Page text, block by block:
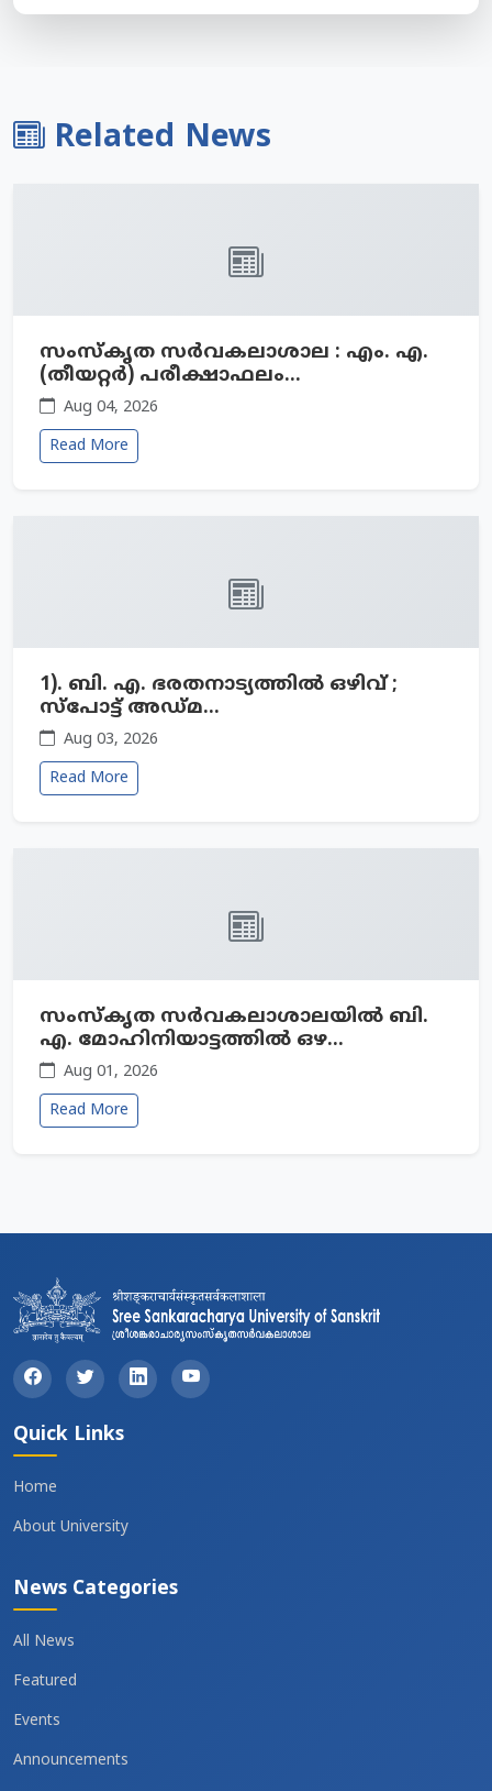
Related News
സംസ്‌കൃത സർവകലാശാല : എം. എ.
(തീയറ്റര്‍) പരീക്ഷാഫലം...
Aug 04, 2026
Read More
1). ബി. എ. ഭരതനാട്യത്തില്‍ ഒഴിവ്‍ ;
സ്പോട്ട് അഡ്മ...
Aug 03, 2026
Read More
സംസ്‌കൃത സർവകലാശാലയിൽ ബി.
എ. മോഹിനിയാട്ടത്തില്‍ ഒഴ...
Aug 01, 2026
Read More
Quick Links
Home
About University
News Categories
All News
Featured
Events
Announcements